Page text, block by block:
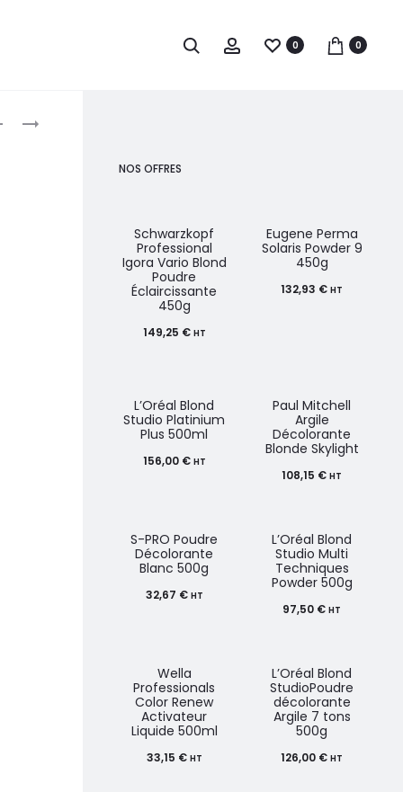
0 0
navigationNOS OFFRES
Schwarzkopf
Professional
Igora Vario Blond
Poudre
Éclaircissante
450g
149,25 € HT
Eugene Perma
Solaris Powder 9
450g
132,93 € HT
L’Oréal Blond
Studio Platinium
Plus 500ml
156,00 € HT
Paul Mitchell
Argile
Décolorante
Blonde Skylight
108,15 € HT
S-PRO Poudre
Décolorante
Blanc 500g
32,67 € HT
L’Oréal Blond
Studio Multi
Techniques
Powder 500g
97,50 € HT
Wella
Professionals
Color Renew
Activateur
Liquide 500ml
33,15 € HT
L’Oréal Blond
StudioPoudre
décolorante
Argile 7 tons
500g
126,00 € HT